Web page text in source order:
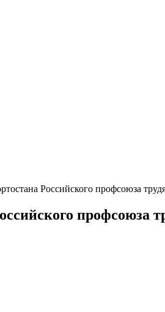
Российского профсоюза